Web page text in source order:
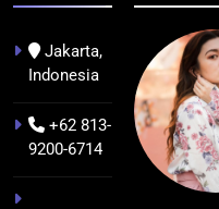
Jakarta,
Indonesia
+62 813-
9200-6714
NEWS
Kualitas
Pramuwisata
Dukung
Peningkatan
Resmi
Bangun
Factory